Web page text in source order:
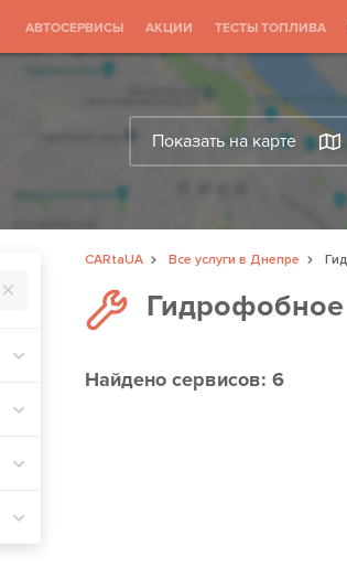
АВТОСЕРВИСЫ АКЦИИ ТЕСТЫ ТОПЛИВА
Показать на карте
CARtaUA Все услуги в Днепре
Найденосервисов: 6